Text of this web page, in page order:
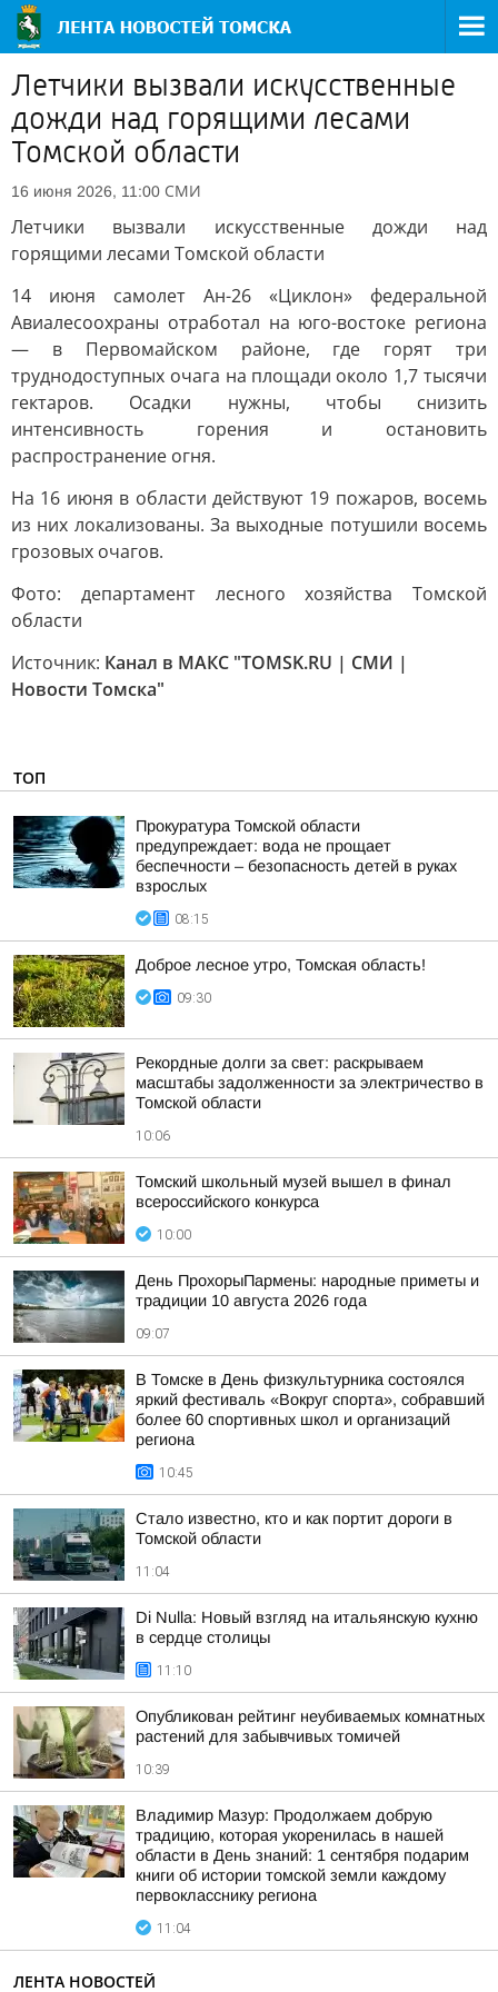
Летчики вызвали искусственные
дожди над горящими лесами
Томской области
16 июня 2026, 11:00 СМИ
Летчики вызвали искусственные дожди над
горящими лесами Томской области
14 июня самолет Ан-26 «Циклон» федеральной
Авиалесоохраны отработал на юго-востоке региона
— в Первомайском районе, где горят три
труднодоступных очага на площади около 1,7 тысячи
гектаров. Осадки нужны, чтобы снизить
интенсивность горения и остановить
распространение огня.
На 16 июня в области действуют 19 пожаров, восемь
из них локализованы. За выходные потушили восемь
грозовых очагов.
Фото: департамент лесного хозяйства Томской
области
Источник: Канал в МАКС "TOMSK.RU | СМИ |
Новости Томска"
ТОП
Прокуратура Томской области
предупреждает: вода не прощает
беспечности – безопасность детей в руках
взрослых
08:15
Доброе лесное утро, Томская область!
09:30
Рекордные долги за свет: раскрываем
масштабы задолженности за электричество в
Томской области
10:06
Томский школьный музей вышел в финал
всероссийского конкурса
10:00
День ПрохорыПармены: народные приметы и
традиции 10 августа 2026 года
09:07
В Томске в День физкультурника состоялся
яркий фестиваль «Вокруг спорта», собравший
более 60 спортивных школ и организаций
региона
10:45
Стало известно, кто и как портит дороги в
Томской области
11:04
Di Nulla: Новый взгляд на итальянскую кухню
в сердце столицы
11:10
Опубликован рейтинг неубиваемых комнатных
растений для забывчивых томичей
10:39
Владимир Мазур: Продолжаем добрую
традицию, которая укоренилась в нашей
области в День знаний: 1 сентября подарим
книги об истории томской земли каждому
первокласснику региона
11:04
ЛЕНТА НОВОСТЕЙ